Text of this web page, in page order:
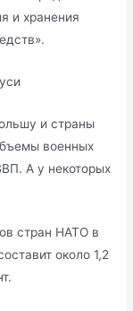
и хранения
и страны
военных
А у некоторых
стран НАТО в
около 1,2